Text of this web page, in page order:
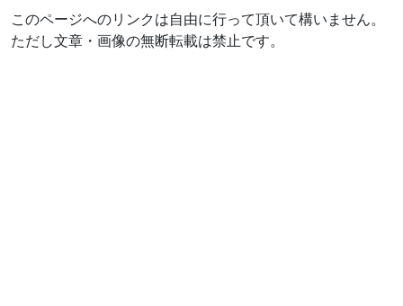
このページへのリンクは自由に行って頂いて構いません。
ただし文章・画像の無断転載は禁止です。